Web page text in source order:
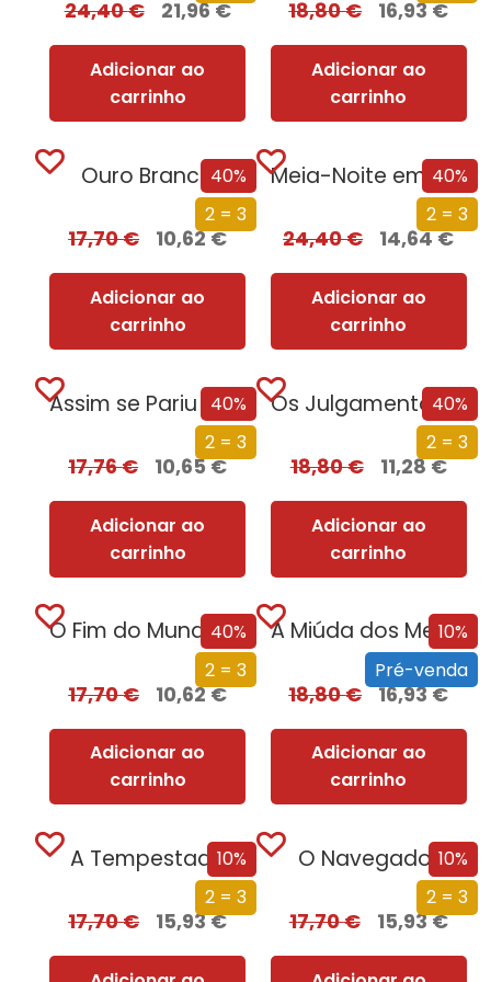
24,40€ 21,96€
Adicionar ao
carrinho
18,80€ 16,93€
Adicionar ao
carrinho
40%
2 = 3
Ouro Branco
17,70€ 10,62€
Adicionar ao
carrinho
40%
2 = 3
Meia-Noite em Chernobyl
24,40€ 14,64€
Adicionar ao
carrinho
40%
2 = 3
Assim se Pariu o Brasil
17,76€ 10,65€
Adicionar ao
carrinho
40%
2 = 3
Os Julgamentos de Nuremberga
18,80€ 11,28€
Adicionar ao
carrinho
40%
2 = 3
O Fim do Mundo em Cuecas
17,70€ 10,62€
Adicionar ao
carrinho
10%
Pré-venda
A Miúda dos Meus Sonhos
18,80€ 16,93€
Adicionar ao
carrinho
10%
2 = 3
A Tempestade
17,70€ 15,93€
10%
2 = 3
O Navegador
17,70€ 15,93€